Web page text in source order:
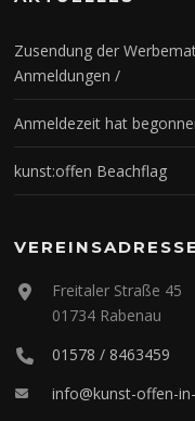
Zusendung der
Anmeldungen /
Anmeldezeit hat
kunst:offen Beachflag
VEREINSADRESSE
Freitaler Straße 45
01734 Rabenau
01578 / 8463459
info@kunst-offen-